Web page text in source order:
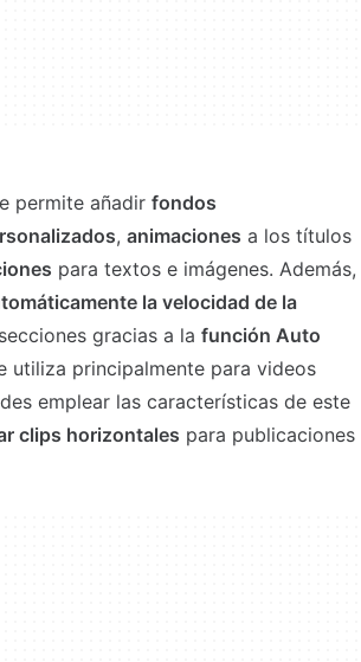
permite añadir fondos
, animaciones a los títulos
para textos e imágenes. Además,
la velocidad de la
gracias a la función Auto
utiliza principalmente para videos
emplear las características de este
clips horizontales para publicaciones